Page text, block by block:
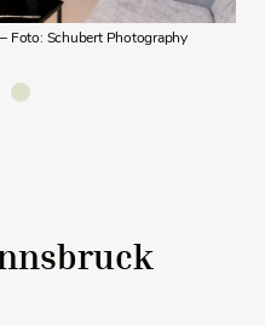
Foto: Schubert Photography